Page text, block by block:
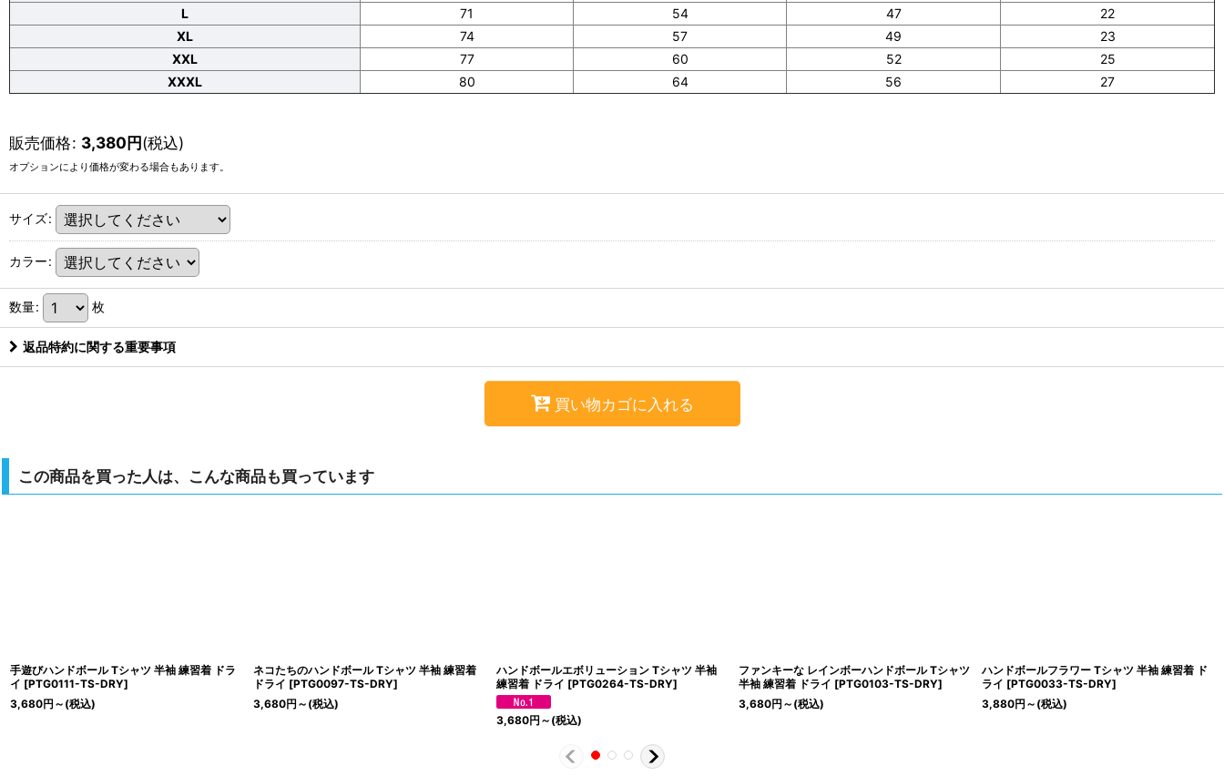
L
71 54 47
22
XL
74 57 49
23
XXL
77 60 52
25
XXXL
80 64 56 27
販売価格: 3,380円(税込)
オプションにより価格が変わる場合もあります。
サイズ:
カラー:
数量: 枚
返品特約に関する重要事項
買い物カゴに入れる
この商品を買った人は、こんな商品も買っています
手遊びハンドボール Tシャツ 半袖 練習着 ドラ
イ [PTG0111-TS-DRY]
3,680円 ～ (税込)
ネコたちのハンドボール Tシャツ 半袖 練習着
ドライ [PTG0097-TS-DRY]
3,680円 ～ (税込)
ハンドボールエボリューション Tシャツ 半袖
練習着 ドライ [PTG0264-TS-DRY]
3,680円 ～ (税込)
ファンキーな レインボーハンドボール Tシャツ
半袖 練習着 ドライ [PTG0103-TS-DRY]
3,680円 ～ (税込)
ハンドボールフラワー Tシャツ 半袖 練習着 ド
ライ [PTG0033-TS-DRY]
3,880円 ～ (税込)